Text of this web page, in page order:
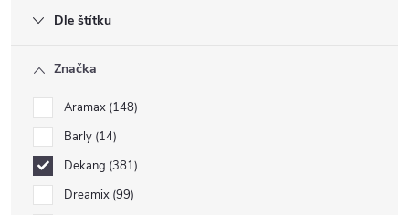
Dle štítku
Značka
Aramax 148
Barly 14
Dekang 381
Dreamix 99